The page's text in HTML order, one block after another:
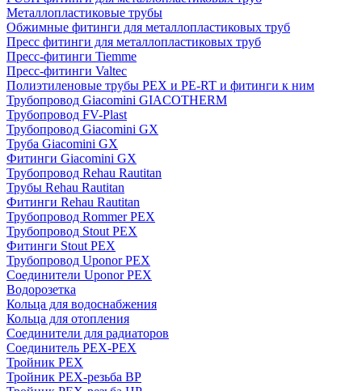
Металлопластиковые трубы
Обжимные фитинги для металлопластиковых труб
Пресс фитинги для металлопластиковых труб
Пресс-фитинги Tiemme
Пресс-фитинги Valtec
Полиэтиленовые трубы PEX и PE-RT и фитинги к ним
Трубопровод Giacomini GIACOTHERM
Трубопровод FV-Plast
Трубопровод Giacomini GX
Труба Giacomini GX
Фитинги Giacomini GX
Трубопровод Rehau Rautitan
Трубы Rehau Rautitan
Фитинги Rehau Rautitan
Трубопровод Rommer PEX
Трубопровод Stout PEX
Фитинги Stout PEX
Трубопровод Uponor PEX
Соединители Uponor PEX
Водорозетка
Кольца для водоснабжения
Кольца для отопления
Соединители для радиаторов
Соединитель PEX-PEX
Тройник PEX
Тройник PEX-резьба ВР